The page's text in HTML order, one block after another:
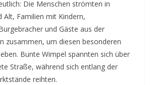
Die Menschen strömten in
Alt, Familien mit Kindern,
und Gäste aus der
zusammen, um diesen besonderen
Bunte Wimpel spannten sich über
Straße, während sich entlang der
reihten.